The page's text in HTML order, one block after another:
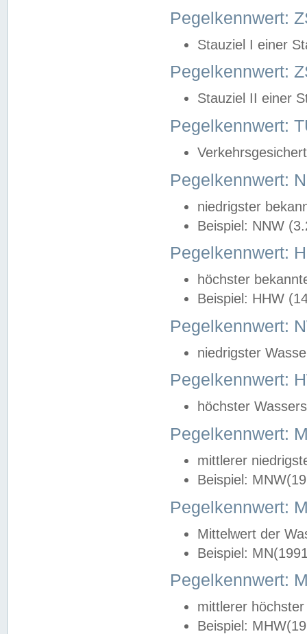
Pegelkennwert:
Stauziel I einer
Pegelkennwert:
Stauziel II einer
Pegelkennwert:
Pegelkennwert:
niedrigster
Beispiel: NNW
Pegelkennwert:
höchster
Beispiel: HHW
Pegelkennwert:
niedrigster
Pegelkennwert:
höchster
Pegelkennwert:
mittlerer
Beispiel:
Pegelkennwert:
Mittelwert der
Beispiel:
Pegelkennwert:
mittlerer
Beispiel: